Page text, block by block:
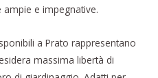
ampie e impegnative.
a Prato rappresentano
massima libertà di